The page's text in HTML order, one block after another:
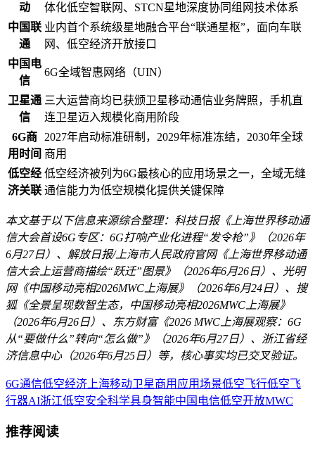
动
体化低空智联网、STCN星地深度协同组网技术体系
中国联
通
业内首个系统级星地融合平台“联通星枢”，面向车联
网、低空经济开放接口
中国电
信
6G全域智惠网络（UIN）
卫星通
信
三大运营商均已获颁卫星移动通信业务牌照，手机直
连卫星迈入规模化商用阶段
6G商
用时间
2027年启动标准研制，2029年标准冻结，2030年全球
商用
低空经
济关联
低空经济被列为6G最核心的应用场景之一，全域无缝
通信能力为低空规模化提供关键保障
本文基于以下信息来源综合整理：科技日报《上海世界移动通
信大会首设6G专区：6G打响产业化进程“发令枪”》（2026年
6月27日）、解放日报/上海市人民政府官网《上海世界移动通
信大会上运营商描绘“跃迁”图景》（2026年6月26日）、光明
网《中国移动亮相2026MWC上海展》（2026年6月24日）、搜
狐《全景呈现数智生态，中国移动亮相2026MWC上海展》
（2026年6月26日）、东方财富《2026 MWC上海展观察：6G
从“要做什么”转向“怎么做”》（2026年6月27日）、浙江省经
济信息中心（2026年6月25日）等，核心事实均已交叉验证。
6G通信低空经济 上海移动卫星商用 应用场景低空飞行低空飞
行器AI浙江低空安全科学具身智能中国电信低空开放MWC
推荐阅读